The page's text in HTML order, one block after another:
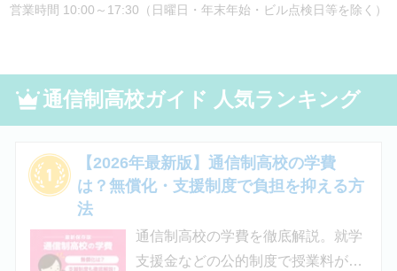
営業時間 10:00～17:30（日曜日・年末年始・ビル点検日等を除く）
通信制高校ガイド 人気ランキング
【2026年最新版】通信制高校の学費
は？無償化・支援制度で負担を抑える方
法
通信制高校の学費を徹底解説。就学
支援金などの公的制度で授業料が実